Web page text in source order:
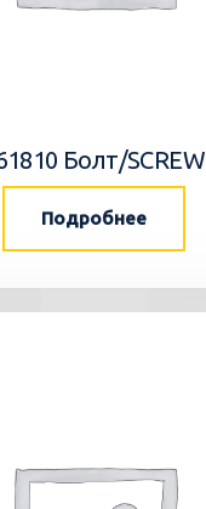
Болт/SCREW
Подробнее